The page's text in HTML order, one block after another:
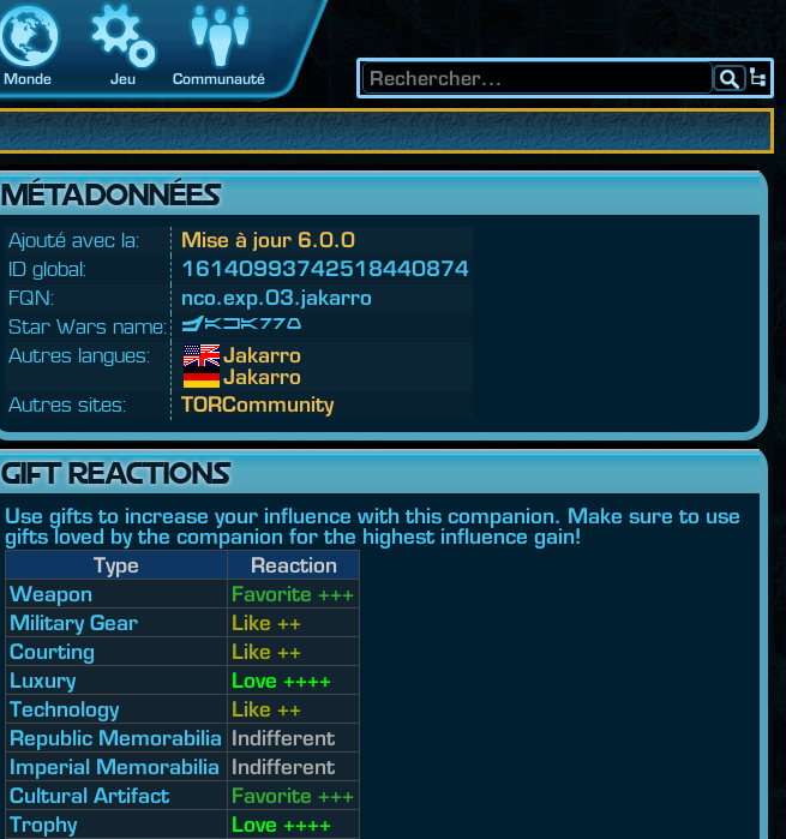
Monde Jeu Communauté
MÉTADONNÉES
Ajouté avec la:
Mise à jour 6.0.0
ID global:
16140993742518440874
FQN:
nco.exp.03.jakarro
Star Wars name:
Jakarro
Autres langues:
Jakarro
Jakarro
Autres sites:
TORCommunity
GIFT REACTIONS
Use gifts to increase your influence with this companion. Make sure to use
gifts loved by the companion for the highest influence gain!
Type
Reaction
Weapon
Favorite +++
Military Gear
Like ++
Courting
Like ++
Luxury
Love ++++
Technology
Like ++
Republic Memorabilia Indifferent
Imperial Memorabilia Indifferent
Cultural Artifact
Favorite +++
Trophy
Love ++++